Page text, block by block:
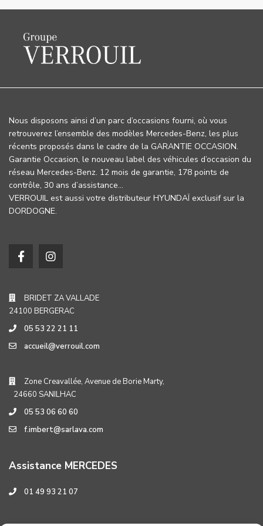
Nous disposons ainsi d’un parc d’occasions fourni, où vous
retrouverez l’ensemble des modèles Mercedes-Benz, les plus
récents proposés dans le cadre de la GARANTIE OCCASION.
Garantie Occasion, le nouveau label des véhicules d’occasion du
réseau Mercedes-Benz. 12 mois de garantie, 178 points de
contrôle, 30 ans d’assistance…
VERROUIL est aussi votre distributeur HYUNDAÏ exclusif sur la
DORDOGNE.
BRIDET ZA VALLADE
24100 BERGERAC
05 53 22 21 11
accueil@verrouil.com
Zone Creavallée, Avenue de Borie Marty,
24660 SANILHAC
05 53 06 60 60
f.imbert@sarlava.com
Assistance MERCEDES
01 49 93 21 07